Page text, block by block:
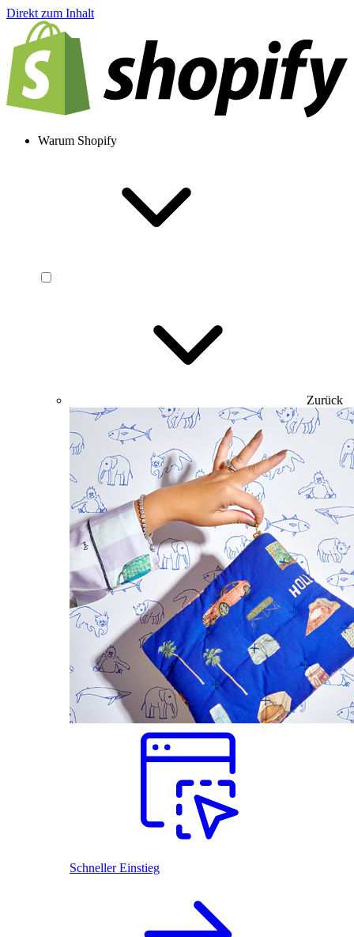
Direkt zum Inhalt
Warum Shopify
Zurück
Schneller Einstieg